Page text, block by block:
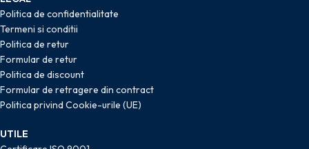
Politica de confidentialitate
Termeni si conditii
Politica de retur
Formular de retur
Politica de discount
Formular de retragere din contract
Politica privind Cookie-urile (UE)
UTILE